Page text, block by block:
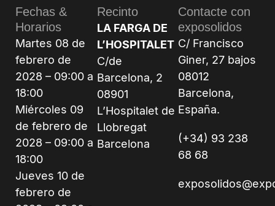
Fechas &
Horarios
Martes 08 de
febrero de
2028 – 09:00 a
18:00
Miércoles 09
de febrero de
2028 – 09:00 a
18:00
Jueves 10 de
febrero de
Recinto
LA FARGA DE
L’HOSPITALET
C/de
Barcelona, 2
08901
L’Hospitalet de
Llobregat
Barcelona
Contacte con
exposolidos
C/ Francisco
Giner, 27 bajos
08012
Barcelona,
España.
(+34) 93 238
68 68